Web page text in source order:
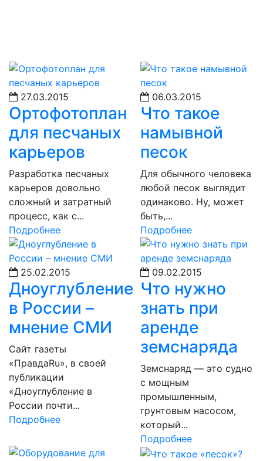
27.03.2015
Ортофотоплан
для песчаных
карьеров
Разработка песчаных
карьеров довольно
сложный и затратный
процесс, как с...
Подробнее
06.03.2015
Что такое
намывной
песок
Для обычного человека
любой песок выглядит
одинаково. Ну, может
быть,...
Подробнее
25.02.2015
Дноуглубление
в России –
мнение СМИ
Сайт газеты
«ПравдаRu», в своей
публикации
«Дноуглубление в
России почти...
Подробнее
09.02.2015
Что нужно
знать при
аренде
земснаряда
Земснаряд — это судно
с мощным
промышленным,
грунтовым насосом,
который...
Подробнее